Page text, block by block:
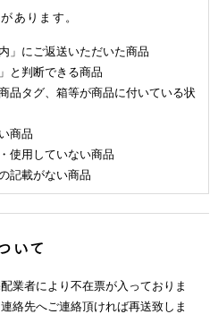
あります。
」にご返送いただいた商品
と判断できる商品
品タグ、箱等が商品に付いている状
商品
使用していない商品
記載がない商品
いて
業者により不在票が入っておりま
絡先へご連絡頂ければ再送致しま